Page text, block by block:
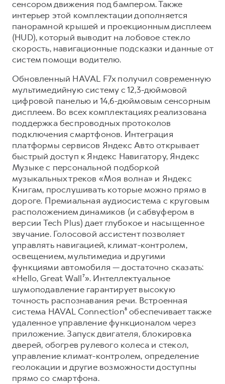
сенсором движения под бампером. Также
интерьер этой комплектации дополняется
панорамной крышей и проекционным дисплеем
(HUD), который выводит на лобовое стекло
скорость, навигационные подсказки и данные от
систем помощи водителю.
Обновленный HAVAL F7x получил современную
мультимедийную систему с 12,3-дюймовой
цифровой панелью и 14,6-дюймовым сенсорным
дисплеем. Во всех комплектациях реализована
поддержка беспроводных протоколов
подключения смартфонов. Интеграция
платформы сервисов Яндекс Авто открывает
быстрый доступ к Яндекс Навигатору, Яндекс
Музыке с персональной подборкой
музыкальных треков «Моя волна» и Яндекс
Книгам, прослушивать которые можно прямо в
дороге. Премиальная аудиосистема с круговым
расположением динамиков (и сабвуфером в
версии Tech Plus) дает глубокое и насыщенное
звучание. Голосовой ассистент позволяет
управлять навигацией, климат-контролем,
освещением, мультимедиа и другими
функциями автомобиля — достаточно сказать:
«Hello, Great Wall⁷». Интеллектуальное
шумоподавление гарантирует высокую
точность распознавания речи. Встроенная
система HAVAL Connection⁸ обеспечивает также
удаленное управление функционалом через
приложение. Запуск двигателя, блокировка
дверей, обогрев рулевого колеса и стекол,
управление климат-контролем, определение
геолокации и другие возможности доступны
прямо со смартфона.